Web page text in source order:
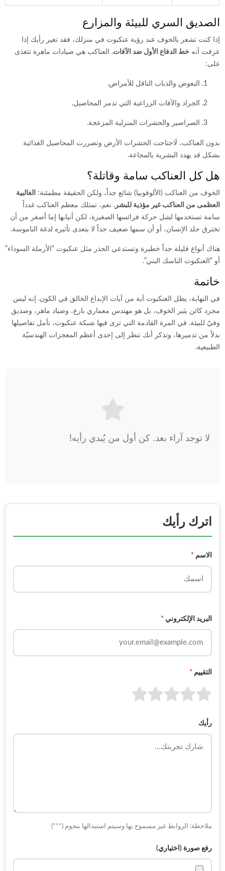
الصديق السري للبيئة والمزارع
إذا كنت تشعر بالخوف عند رؤية عنكبوت في منزلك، فقد تغير رأيك إذا
عرفت أنه خط الدفاع الأول ضد الآفات. العناكب هي صيادات ماهرة تتغذى
على:
البعوض والذباب الناقل للأمراض.
الجراد والآفات الزراعية التي تدمر المحاصيل.
الصراصير والحشرات المنزلية المزعجة.
بدون العناكب، لَاجتاحت الحشرات الأرض وتضررت المحاصيل الغذائية
بشكل قد يهدد البشرية بالمجاعة.
هل كل العناكب سامة وقاتلة؟
الخوف من العناكب (الألوفوبيا) شائع جداً، ولكن الحقيقة مطمئنة:
الغالبية
العظمى من العناكب غير مؤذية للبشر . نعم، تمتلك معظم العناكب غدداً
سامة تستخدمها لشل حركة فرائسها الصغيرة، لكن أنيابها إما أصغر من أن
تخترق جلد الإنسان، أو أن سمها ضعيف جداً لا يتعدى تأثيره لدغة الناموسة.
هناك أنواع قليلة جداً خطيرة وتستدعي الحذر مثل عنكبوت “الأرملة السوداء”
أو “العنكبوت الناسك البني”.
خاتمة
في النهاية، يظل العنكبوت آية من آيات الإبداع الخالق في الكون. إنه ليس
مجرد كائن يثير الخوف، بل هو مهندس معماري بارع، وصياد ماهر، وصديق
وفيّ للبيئة. في المرة القادمة التي ترى فيها شبكة عنكبوت، تأمل تفاصيلها
بدلاً من تدميرها، وتذكر أنك تنظر إلى إحدى أعظم المعجزات الهندسيّة
الطبيعية.
لا توجد آراء بعد. كن أول من يُبدي رأيه!
اترك رأيك
الاسم *
البريد الإلكتروني *
التقييم *
رأيك
ملاحظة: الروابط غير مسموح بها وسيتم استبدالها بنجوم (***)
رفع صورة (اختياري)